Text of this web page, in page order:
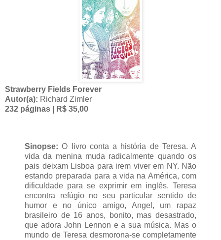
Strawberry Fields Forever
Autor(a): Richard Zimler
232 páginas | R$ 35,00
Sinopse: O livro conta a história de Teresa. A
vida da menina muda radicalmente quando os
pais deixam Lisboa para irem viver em NY. Não
estando preparada para a vida na América, com
dificuldade para se exprimir em inglês, Teresa
encontra refúgio no seu particular sentido de
humor e no único amigo, Angel, um rapaz
brasileiro de 16 anos, bonito, mas desastrado,
que adora John Lennon e a sua música. Mas o
mundo de Teresa desmorona-se completamente